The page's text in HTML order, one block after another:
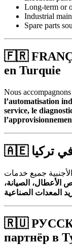
Long-term or
Industrial
Spare parts
🇫🇷
en Turquie
Nous
l’automatisation
service, le
🇦🇪 تركيا
الأعطال، الصيانة،
🇷🇺
партнёр в